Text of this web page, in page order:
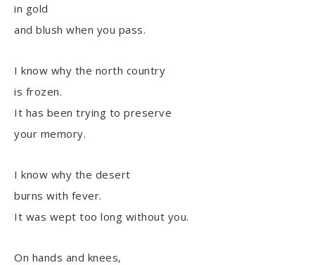
in gold
and blush when you pass.
I know why the north country
is frozen.
It has been trying to preserve
your memory.
I know why the desert
burns with fever.
It was wept too long without you.
On hands and knees,